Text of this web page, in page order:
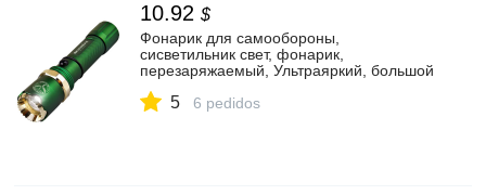
10.92 $
Фонарик для самообороны,
сисветильник свет, фонарик,
перезаряжаемый, Ультраяркий, большой
маленький, для дома и улицы, mini zo|
5 6 pedidos